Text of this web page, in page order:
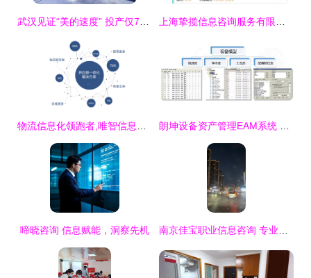
啼晓咨询 信息赋能，洞察先机